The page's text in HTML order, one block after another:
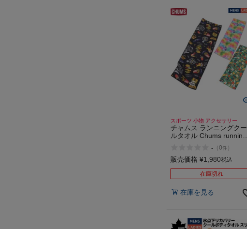
スポーツ 小物 アクセサリー
チャムス ランニングクー
ルタオル Chums running
- （0件 ）
販売価格 ¥1,980税込
在庫切れ
在庫を見る